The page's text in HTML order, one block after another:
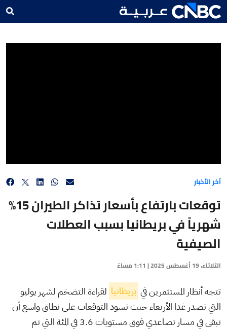
آخر الأخبار
توقعات بارتفاع بأسعار تذاكر الطيران 15%
شهرياً في بريطانيا بسبب العطلات
الصيفية
الثلاثاء، 19 أغسطس 2025 | 1:11 مساءً
تتجه أنظار المستثمرين في بريطانيا لقراءة التضخم لشهر يوليو
التي تصدر غدا الأربعاء حيث تسود التوقعات على نطاق واسع أن
تبقى في مسار تصاعدي فوق مستويات 3.6 في المئة التي تم